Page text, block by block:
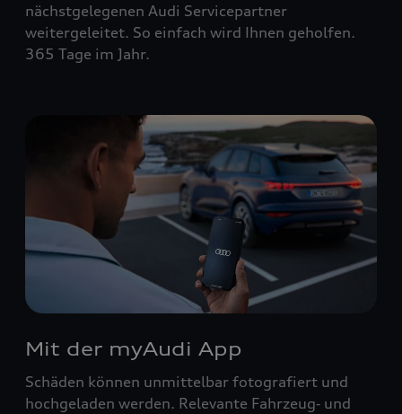
nächstgelegenen Audi Servicepartner
weitergeleitet. So einfach wird Ihnen geholfen.
365 Tage im Jahr.
Mit der myAudi App
Schäden können unmittelbar fotografiert und
hochgeladen werden. Relevante Fahrzeug‑ und